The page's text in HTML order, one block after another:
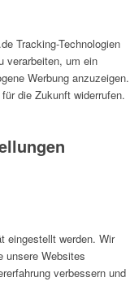
Tracking-Technologien
verarbeiten, um ein
Werbung anzuzeigen.
die Zukunft widerrufen.
eingestellt werden. Wir
unsere Websites
verbessern und